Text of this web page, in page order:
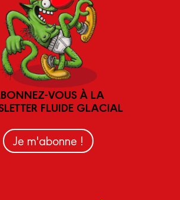
VOUS À LA
FLUIDE GLACIAL
Je m'abonne !